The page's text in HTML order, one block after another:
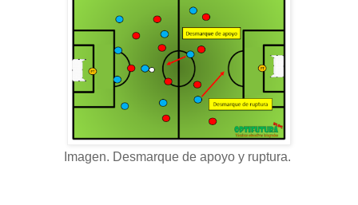
Imagen. Desmarque de apoyo y ruptura.